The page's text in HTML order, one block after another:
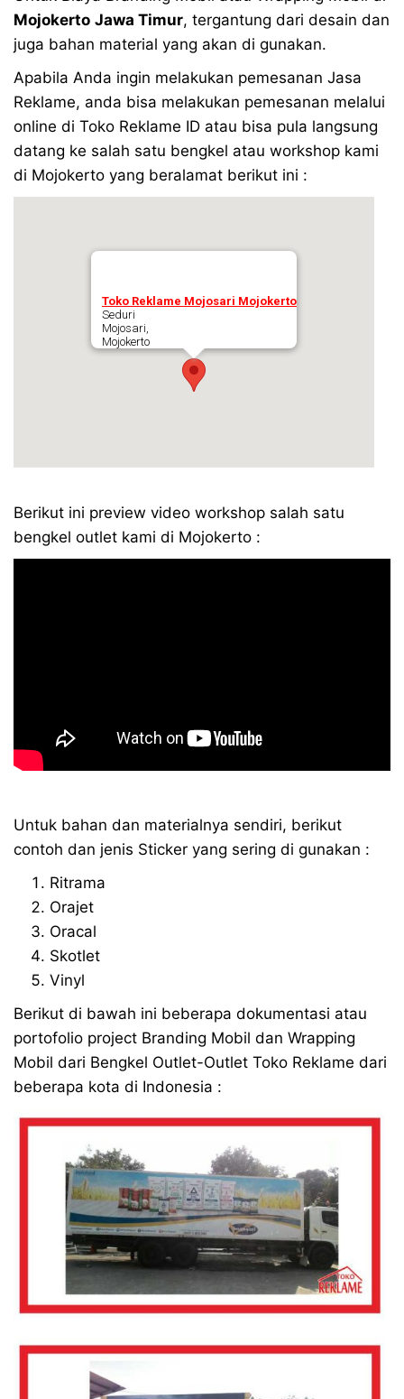
Mojokerto Jawa Timur, tergantung dari desain dan
juga bahan material yang akan di gunakan.
Apabila Anda ingin melakukan pemesanan Jasa
Reklame, anda bisa melakukan pemesanan melalui
online di Toko Reklame ID atau bisa pula langsung
datang ke salah satu bengkel atau workshop kami
di Mojokerto yang beralamat berikut ini :
Toko Reklame Mojosari Mojokerto
Seduri
Mojosari,
Mojokerto
Berikut ini preview video workshop salah satu
bengkel outlet kami di Mojokerto :
Untuk bahan dan materialnya sendiri, berikut
contoh dan jenis Sticker yang sering di gunakan :
Ritrama
Orajet
Oracal
Skotlet
Vinyl
Berikut di bawah ini beberapa dokumentasi atau
portofolio project Branding Mobil dan Wrapping
Mobil dari Bengkel Outlet-Outlet Toko Reklame dari
beberapa kota di Indonesia :